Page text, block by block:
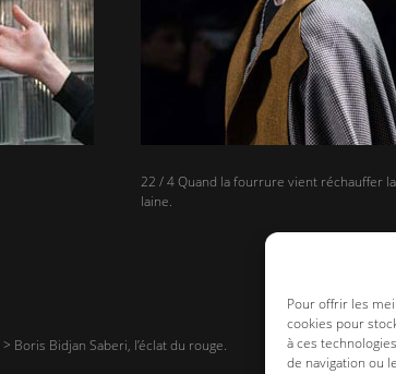
Pour offrir les
cookies pour
à ces
de navigation ou
22 / 4 Quand la fourrure vient réchauffer la
laine.
> Boris Bidjan Saberi, l’éclat du rouge.